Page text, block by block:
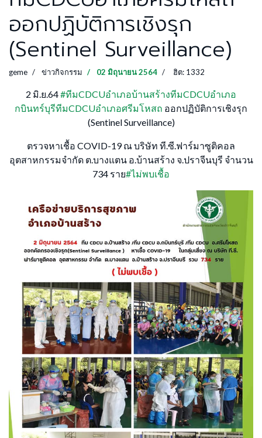
ออกปฏิบัติการเชิงรุก
(Sentinel Surveillance)
geme ข่าวกิจกรรม 02 มิถุนายน 2564 ฮิต: 1332
2 มิ.ย.64#ทีมCDCUอำเภอบ้านสร้างทีมCDCUอำเภอ
กบินทร์บุรีทีมCDCUอำเภอศรีมโหสถ ออกปฏิบัติการเชิงรุก
(Sentinel Surveillance)
ตรวจหาเชื้อ COVID-19 ณ บริษัท ที.ซี.ฟาร์มาซูติคอล
อุตสาหกรรมจำกัด ต.บางแตน อ.บ้านสร้าง จ.ปราจีนบุรี จำนวน
734 ราย#ไม่พบเชื้อ